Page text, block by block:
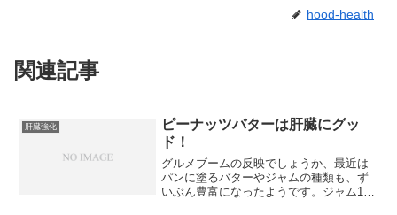
hood-health
関連記事
肝臓強化
ピーナッツバターは肝臓にグッ
ド！
グルメブームの反映でしょうか、最近は
パンに塗るバターやジャムの種類も、ず
いぶん豊富になったようです。ジャム1つ